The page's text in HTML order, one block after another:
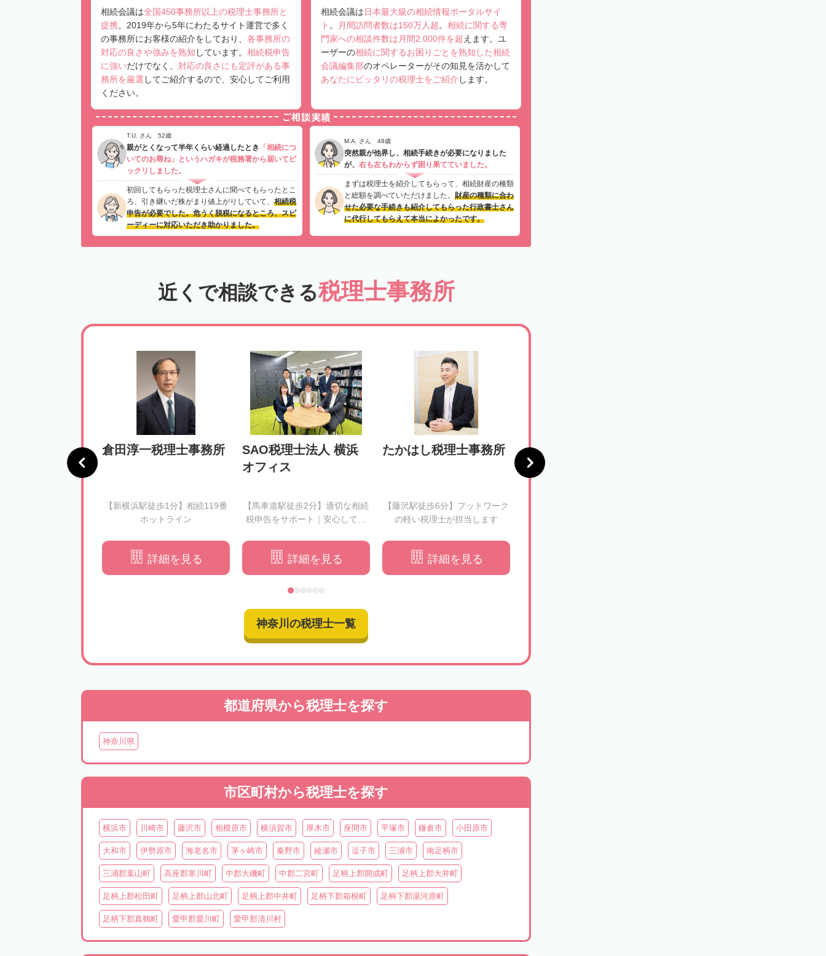
相続会議は全国450事務所以上の税理士事務所と
提携。2019年から5年にわたるサイト運営で多く
の事務所にお客様の紹介をしており、 各事務所の
対応の良さや強みを熟知 しています。 相続税申告
に強いだけでなく、 対応の良さにも定評がある事
務所を厳選 してご紹介するので、安心してご利用
ください。
相続会議は日本最大級の相続情報ポータルサイ
ト 。 月間訪問者数は150万人超 。 相続に関する専
門家への相談件数は月間2,000件を超 えます。ユ
ーザーの相続に関するお困りごとを熟知した相続
会議編集部のオペレーターがその知見を活かして
あなたにピッタリの税理士をご紹介 します。
ご相談実績
T.U. さん 52歳
親がとくなって半年くらい経過したとき
「相続につ
いてのお尋ね」というハガキが税務署から届いてビ
ックリしました。
初回してもらった税理士さんに聞べてもらったとこ
ろ、引き継いだ株がまり値上がりしていて、 相続税
申告が必要でした。危うく脱税になるところ、スピ
ーディーに対応いただき助かりました。
M.A. さん 48歳
突然親が他界し、相続手続きが必要になりました
が、 右も左もわからず困り果てていました。
まずは税理士を紹介してもらって、相続財産の種類
と総額を調べていただけました。 財産の種類に合わ
せた必要な手続きも紹介してもらった行政書士さん
に代行してもらえて本当によかったです。
近くで相談できる税理士事務所
税理士事務所 倉田淳一税理士事務所
【新横浜駅徒歩1分】相続119番
ホットライン
詳細を見る
SAO税理士法人 横浜
オフィス
【馬車道駅徒歩2分】適切な相続
税申告をサポート｜安心してお
詳細を見る
たかはし税理士事務所
【藤沢駅徒歩6分】フットワーク
の軽い税理士が担当します
詳細を見る
税理士法人東京さくら
会計事務所 厚木事務
神奈川の税理士一覧
都道府県から税理士を探す
神奈川県
市区町村から税理士を探す
横浜市 川崎市 藤沢市 相模原市 横須賀市 厚木市 座間市 平塚市 鎌倉市 小田原市
大和市 伊勢原市 海老名市 茅ヶ崎市 秦野市 綾瀬市 逗子市 三浦市 南足柄市
三浦郡葉山町 高座郡寒川町 中郡大磯町 中郡二宮町 足柄上郡開成町 足柄上郡大井町
足柄上郡松田町 足柄上郡山北町 足柄上郡中井町 足柄下郡箱根町 足柄下郡湯河原町
足柄下郡真鶴町 愛甲郡愛川町 愛甲郡清川村